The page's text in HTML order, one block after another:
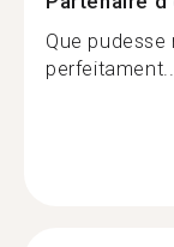
Que
perfeitament...